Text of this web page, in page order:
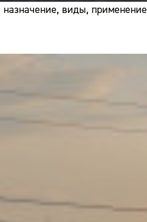
назначение, виды, применение